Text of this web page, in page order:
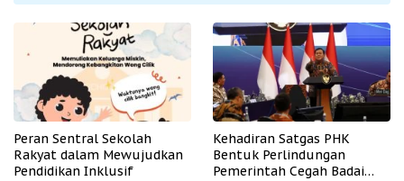
Peran Sentral Sekolah
Rakyat dalam Mewujudkan
Pendidikan Inklusif
Kehadiran Satgas PHK
Bentuk Perlindungan
Pemerintah Cegah Badai